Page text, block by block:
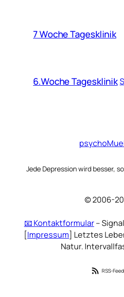
7 Woche Tagesklinik
6.Woche Tagesklinik
Jede Depression wird besser,
© 2006-
📧 Kontaktformular–
[Impressum] Letztes
Natur.
RSS-Feed